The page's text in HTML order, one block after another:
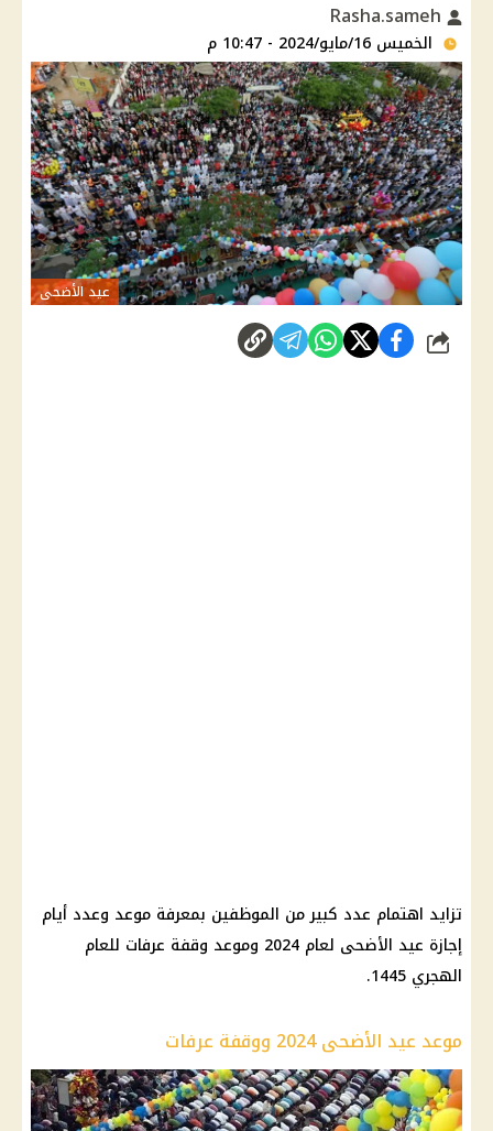
الخميس 16/مايو/2024 - 10:47 م
عيد الأضحى
شارك
تزايد اهتمام عدد كبير من الموظفين بمعرفة موعد وعدد أيام
إجازة عيد الأضحى لعام 2024 وموعد وقفة عرفات للعام
الهجري 1445.
موعد عيد الأضحى 2024 ووقفة عرفات